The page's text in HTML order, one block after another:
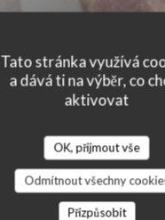
Tato stránka využívá
a dává ti na výběr, co
aktivovat
OK, přijmout vše
Odmítnout všechny
Přizpůsobit
LE CO DO
|LILLE
REZERVOVAT STŮL